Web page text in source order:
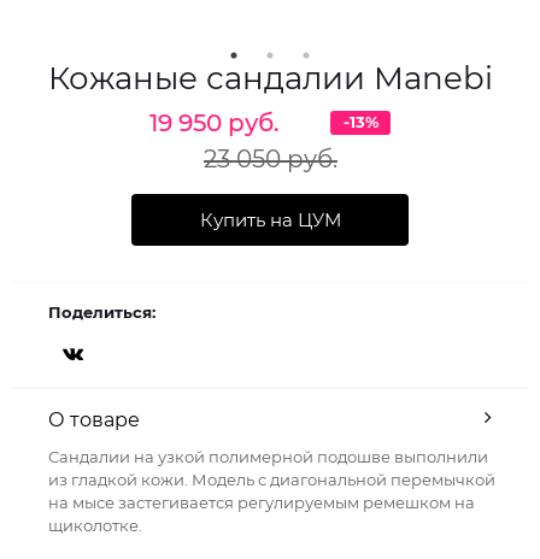
Кожаные сандалии Manebi
19 950 руб.
23 050 руб.
-13%
Купить на ЦУМ
Поделиться:
О товаре
Сандалии на узкой полимерной подошве выполнили
из гладкой кожи. Модель с диагональной перемычкой
на мысе застегивается регулируемым ремешком на
щиколотке.